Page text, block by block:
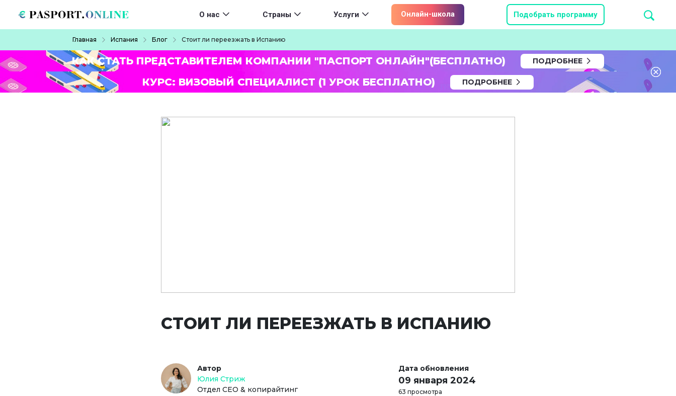
Main navigation
О нас Страны Услуги Онлайн-школа Подобрать программу
Главная Испания Блог Стоит ли переезжать в Испанию
КАК СТАТЬ ПРЕДСТАВИТЕЛЕМ КОМПАНИИ "ПАСПОРТ ОНЛАЙН"(БЕСПЛАТНО) ПОДРОБНЕЕ
КУРС: ВИЗОВЫЙ СПЕЦИАЛИСТ (1 УРОК БЕСПЛАТНО) ПОДРОБНЕЕ
СТОИТ ЛИ ПЕРЕЕЗЖАТЬ В ИСПАНИЮ
Автор
Юлия Стриж
Отдел СЕО & копирайтинг
Дата обновления
09 января 2024
63 просмотра